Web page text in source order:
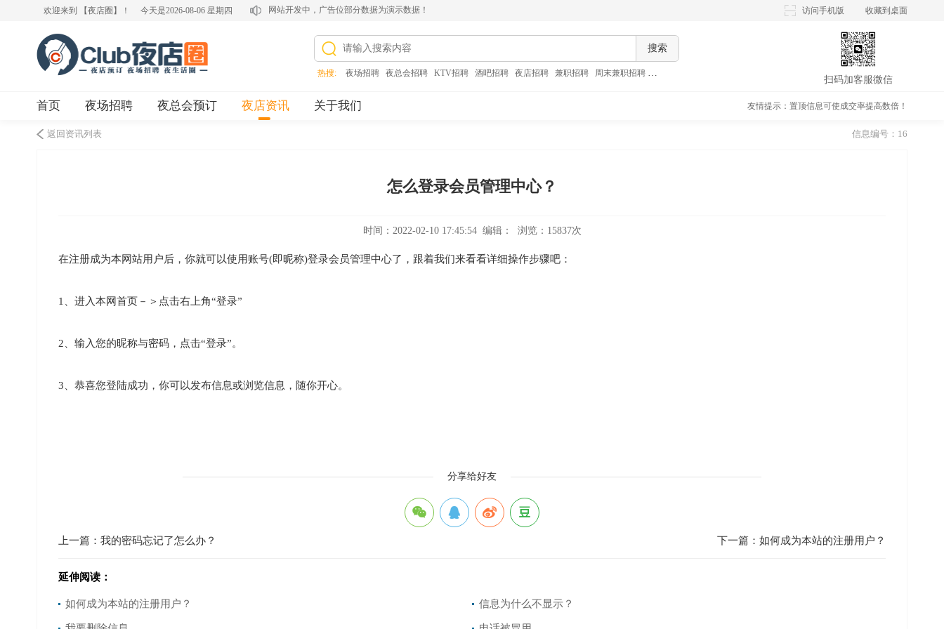
访问手机版 收藏到桌面
欢迎来到 【夜店圈】！ 今天是2026-08-06 星期四 网站开发中，广告位部分数据为演示数据！
搜索
热搜: 夜场招聘 夜总会招聘 KTV招聘 酒吧招聘 夜店招聘 兼职招聘 周末兼职招聘 晚上兼职招聘 ,
扫码加客服微信
首页 夜场招聘 夜总会预订 夜店资讯 关于我们 友情提示：置顶信息可使成交率提高数倍！
返回资讯列表 信息编号：16
怎么登录会员管理中心？
时间：2022-02-10 17:45:54 编辑： 浏览：15837次
在注册成为本网站用户后，你就可以使用账号(即昵称)登录会员管理中心了，跟着我们来看看详细操作步骤吧：
1、进入本网首页－＞点击右上角“登录”
2、输入您的昵称与密码，点击“登录”。
3、恭喜您登陆成功，你可以发布信息或浏览信息，随你开心。
分享给好友
上一篇： 我的密码忘记了怎么办？ 下一篇： 如何成为本站的注册用户？
延伸阅读：
如何成为本站的注册用户？ 信息为什么不显示？